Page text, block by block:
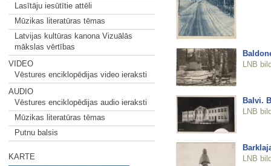
Lasītāju iesūtītie attēli
Mūzikas literatūras tēmas
Latvijas kultūras kanona Vizuālās
mākslas vērtības
VIDEO
Vēstures enciklopēdijas video ieraksti
AUDIO
Vēstures enciklopēdijas audio ieraksti
Mūzikas literatūras tēmas
Putnu balsis
KARTE
LNB
Balvi.
LNB
LNB